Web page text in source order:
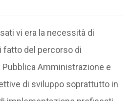
vi era la necessità di
fatto del percorso di
Amministrazione e
di sviluppo soprattutto in